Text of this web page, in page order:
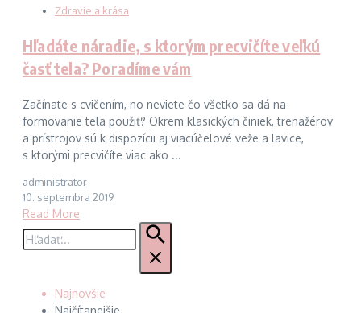
Zdravie a krása
Hľadáte náradie, s ktorým precvičíte veľkú
časť tela? Poradíme vám
Začínate s cvičením, no neviete čo všetko sa dá na
formovanie tela použiť? Okrem klasických činiek, trenažérov
a prístrojov sú k dispozícii aj viacúčelové veže a lavice,
s ktorými precvičíte viac ako ...
administrator
10. septembra 2019
Read More
Hľadať:
Najnovšie
Najčítanejšie